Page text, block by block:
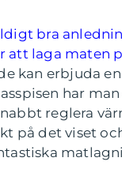
bra
att laga maten
kan erbjuda
har
reglera
på det viset